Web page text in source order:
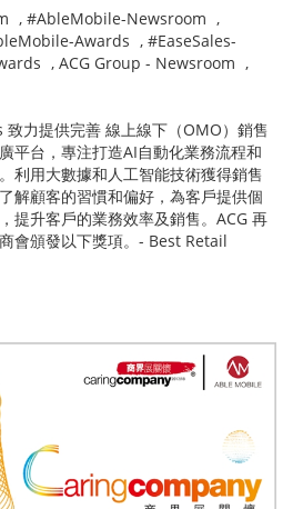
, #AbleMobile-Newsroom ,
Awards , #EaseSales-
, ACG Group - Newsroom ,
致力提供完善 線上線下（OMO）銷售
平台，專注打造AI自動化業務流程和
利用大數據和人工智能技術獲得銷售
解顧客的習慣和偏好，為客戶提供個
提升客戶的業務效率及銷售。ACG 再
會頒發以下獎項。- Best Retail